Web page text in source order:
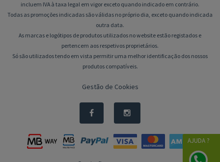
incluem IVA à taxa legal em vigor exceto quando indicado em contrário.
Todas as promoções indicadas são válidas no próprio dia, exceto quando indicada
outra data.
As marcas e logótipos de produtos utilizados no website estão registados e
pertencem aos respetivos proprietários.
Só são utilizados tendo em vista permitir uma melhor identificação dos nossos
produtos compatíveis.
Gestão de Cookies
AJUDA ?